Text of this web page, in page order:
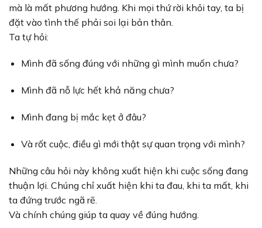
mà là mất phương hướng. Khi mọi thứ rời khỏi tay, ta bị
đặt vào tình thế phải soi lại bản thân.
Ta tự hỏi:
Mình đã sống đúng với những gì mình muốn chưa?
Mình đã nỗ lực hết khả năng chưa?
Mình đang bị mắc kẹt ở đâu?
Và rốt cuộc, điều gì mới thật sự quan trọng với mình?
Những câu hỏi này không xuất hiện khi cuộc sống đang
thuận lợi. Chúng chỉ xuất hiện khi ta đau, khi ta mất, khi
ta đứng trước ngã rẽ.
Và chính chúng giúp ta quay về đúng hướng.